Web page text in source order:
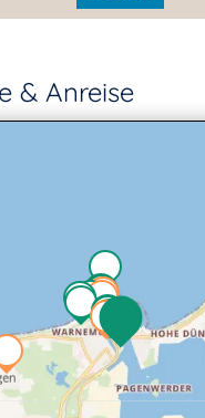
& Anreise